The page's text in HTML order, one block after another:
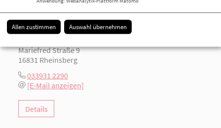
Mariefred Straße 9
16831 Rheinsberg
033931 2290
[E-Mail anzeigen]
Details
Allen zustimmen Auswahl übernehmen